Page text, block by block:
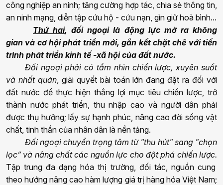
công nghiệp an ninh; tăng cường hợp tác, chia sẻ thông tin,
an ninh mạng, diễn tập cứu hộ - cứu nạn, gìn giữ hoà bình...
Thứ hai, đối ngoại là động lực mở ra không
gian và cơ hộiphát triển mới, gắn kết chặt chẽ với tiến
trình phát triển kinh tế -xã hội của đất nước.
Đối ngoại phải có tầm nhìn chiến lược, xuyên suốt
và nhất quán, giải quyết bài toán lớn đang đặt ra đối với
đất nước để thực hiện thắng lợi mục tiêu chiến lược, trở
thành nước phát triển, thu nhập cao và người dân phải
được thụ hưởng; lấy sự hạnh phúc, nâng cao đời sống vật
chất, tinh thần của nhân dân là nền tảng.
Đối ngoại chuyển trọng tâm từ "thu hút" sang "chọn
lọc” và nâng chất các nguồn lực cho đột phá chiến lược.
Tập trung đa dạng hóa thị trường, đối tác, nguồn cung
theo hướng nâng cao hàm lượng giá trị hàng hóa Việt Nam;